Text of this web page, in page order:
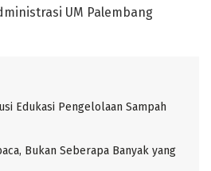
UM Palembang
Edukasi Pengelolaan Sampah
Bukan Seberapa Banyak yang